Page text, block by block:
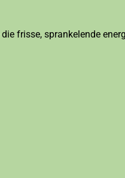
frisse, sprankelende